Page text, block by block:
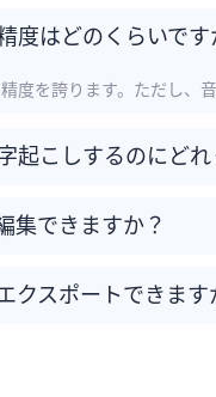
度はどのくらいです
度を誇ります。ただし
起こしするのにど
集できますか？
クスポートできます